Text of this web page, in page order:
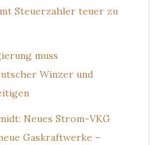
Steuerzahler teuer zu
muss
Winzer und
Neues Strom-VKG
Gaskraftwerke –